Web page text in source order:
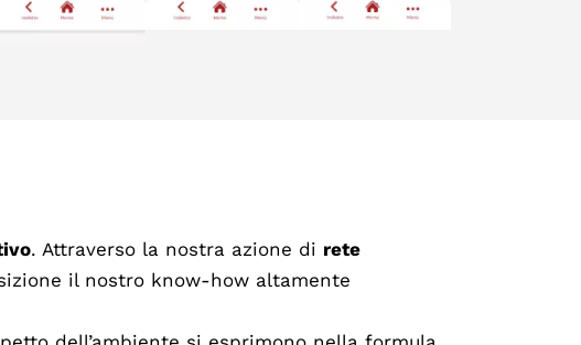
. Attraverso la nostra azione di rete
il nostro know-how altamente